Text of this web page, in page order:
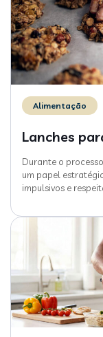
Alimentação
Lanches
Durante o
um papel
impulsivos e